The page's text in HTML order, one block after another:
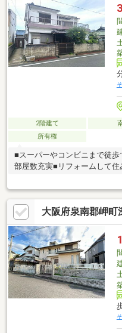
2階建て
所有権
■スーパーやコンビニまで徒
部屋数充実■リフォームして
大阪府泉南郡岬町